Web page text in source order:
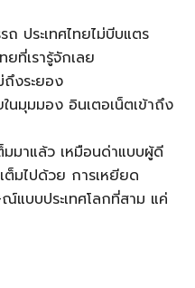
ประเทศไทยไม่บีบแตร
ที่เรารู้จักเลย
ถึงระยอง
นมุมมอง อินเตอเน็ตเข้าถึง
มาแล้ว เหมือนด่าแบบผู้ดี
ต็มไปด้วย การเหยียด
แบบประเทศโลกที่สาม แค่